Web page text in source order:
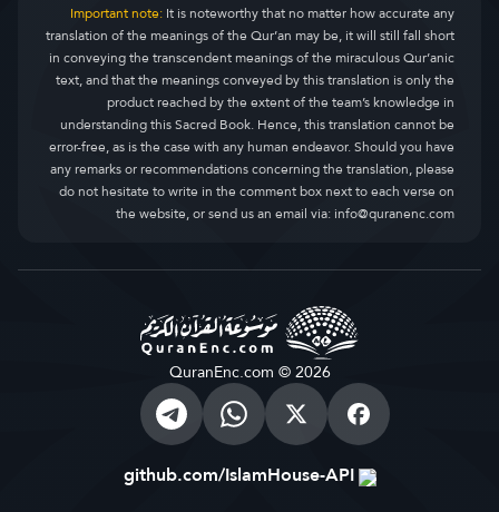
Important note:It is noteworthy that no matter how accurate any
translation of the meanings of the Qur’an may be, it will still fall short
in conveying the transcendent meanings of the miraculous Qur’anic
text, and that the meanings conveyed by this translation is only the
product reached by the extent of the team’s knowledge in
understanding this Sacred Book. Hence, this translation cannot be
error-free, as is the case with any human endeavor. Should you have
any remarks or recommendations concerning the translation, please
do not hesitate to write in the comment box next to each verse on
the website, or send us an email via:info@quranenc.com
QuranEnc.com © 2026
github.com/IslamHouse-API